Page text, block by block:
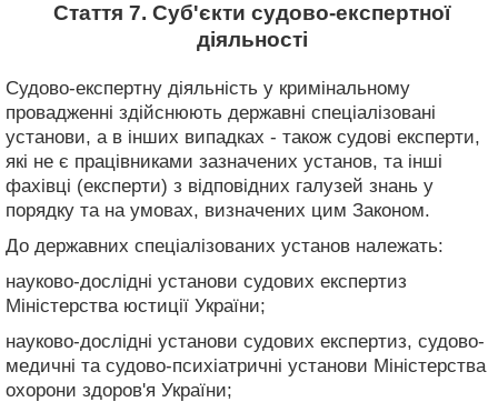
Стаття 7. Суб'єкти судово-експертної
діяльності
Судово-експертну діяльність у кримінальному
провадженні здійснюють державні спеціалізовані
установи, а в інших випадках - також судові експерти,
які не є працівниками зазначених установ, та інші
фахівці (експерти) з відповідних галузей знань у
порядку та на умовах, визначених цим Законом.
До державних спеціалізованих установ належать:
науково-дослідні установи судових експертиз
Міністерства юстиції України;
науково-дослідні установи судових експертиз, судово-
медичні та судово-психіатричні установи Міністерства
охорони здоров'я України;